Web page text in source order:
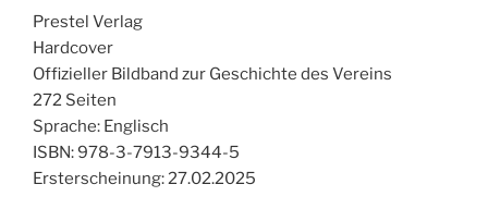
Prestel Verlag
Hardcover
Offizieller Bildband zur Geschichte des Vereins
272 Seiten
Sprache: Englisch
ISBN: 978-3-7913-9344-5
Ersterscheinung: 27.02.2025